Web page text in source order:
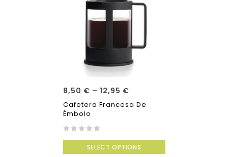
8,50 € – 12,95 €
Cafetera Francesa De
Émbolo
of
SELECT OPTIONS